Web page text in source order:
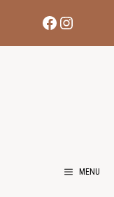
Facebook
MENU